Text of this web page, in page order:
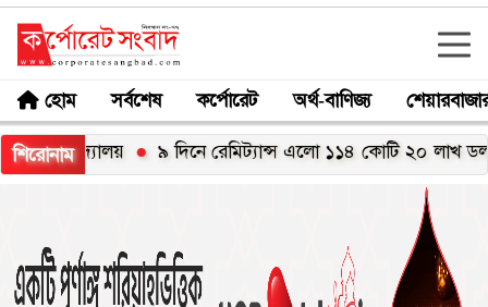
হোম সর্বশেষ কর্পোরেট অর্থ-বাণিজ্য
শিরোনাম ৯ দিনে রেমিট্যান্স এলো ১১৪ কোটি ২০ লাখ ডলার